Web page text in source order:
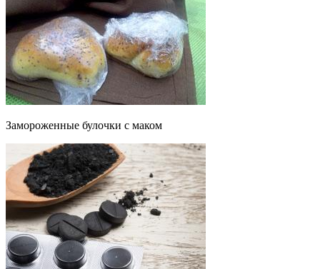
Замороженные булочки с маком